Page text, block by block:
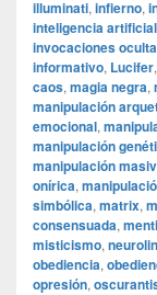
illuminati, infierno,
inteligencia artificial
invocaciones
informativo, Lucifer,
caos, magia negra,
manipulación
emocional,
manipulación
manipulación
onírica,
simbólica, matrix,
consensuada,
misticismo,
obediencia,
opresión,